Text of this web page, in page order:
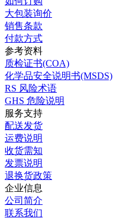
大包装询价
销售条款
付款方式
参考资料
质检证书(COA)
化学品安全说明书(MSDS)
RS 风险术语
GHS 危险说明
服务支持
配送发货
运费说明
收货需知
发票说明
退换货政策
企业信息
公司简介
联系我们